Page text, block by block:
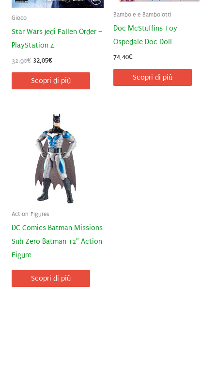
Gioco
Star Wars Jedi Fallen Order –
PlayStation 4
32,90€ Il
originale
32,05€Il
attuale
Scopri di più
Bambole e Bambolotti
Doc McStuffins Toy
Ospedale Doc Doll
74,40€
Scopri di più
Action Figures
DC Comics Batman Missions
Sub Zero Batman 12″ Action
Figure
Scopri di più